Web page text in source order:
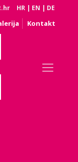
HR | EN | DE
Kontakt